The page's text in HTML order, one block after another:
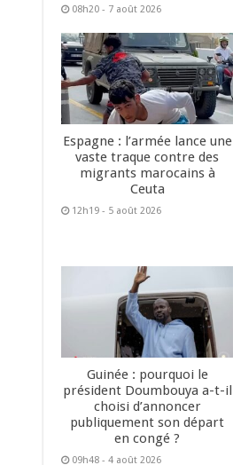
08h20 - 7 août 2026
Espagne : l’armée lance une
vaste traque contre des
migrants marocains à
Ceuta
12h19 - 5 août 2026
Guinée : pourquoi le
président Doumbouya a-t-il
choisi d’annoncer
publiquement son départ
en congé ?
09h48 - 4 août 2026